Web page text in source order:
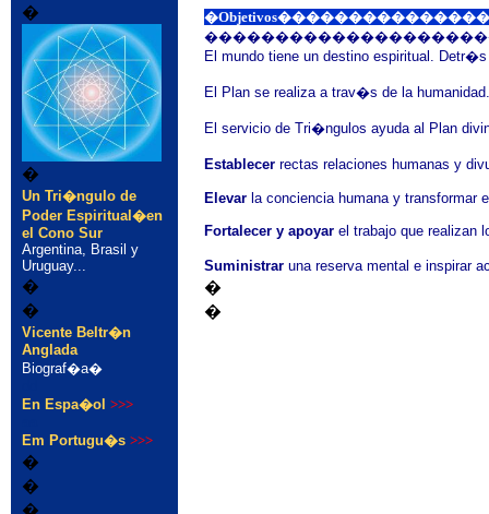
�
El mundo tiene un destino espiritual.
El Plan se realiza a trav�s de la
El servicio de Tri�ngulos ayuda al Plan
Establecer rectas relaciones humanas y
Elevar la conciencia humana y transformar
Fortalecer y apoyar el trabajo que realizan
Suministrar una reserva mental e inspirar
�
�
�
�
Un Tri�ngulo de
Poder Espiritual�en
el Cono Sur
Argentina, Brasil y
Uruguay...
�
�
Vicente Beltr�n
Anglada
Biograf�a�
En Espa�ol >>>
Em Portugu�s >>>
�
�
�